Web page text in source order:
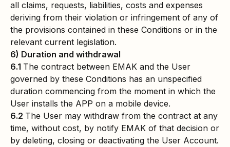
all claims, requests, liabilities, costs and expenses
deriving from their violation or infringement of any of
the provisions contained in these Conditions or in the
relevant current legislation.
6) Duration and withdrawal
6.1 The contract between EMAK and the User
governed by these Conditions has an unspecified
duration commencing from the moment in which the
User installs the APP on a mobile device.
6.2 The User may withdraw from the contract at any
time, without cost, by notify EMAK of that decision or
by deleting, closing or deactivating the User Account.